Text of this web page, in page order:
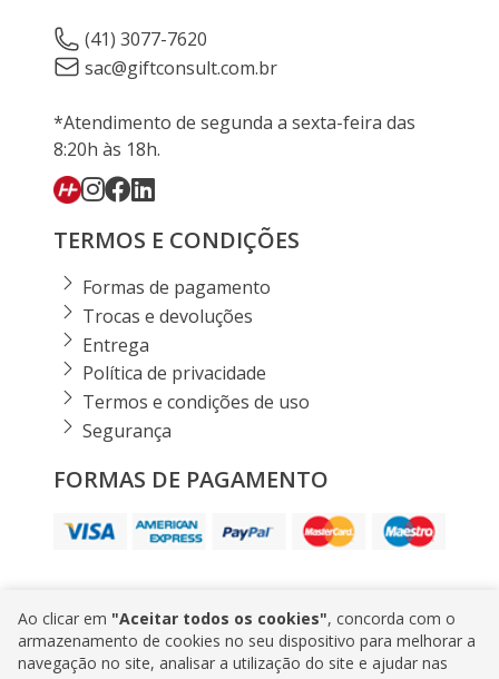
(41) 3077-7620
sac@giftconsult.com.br
*Atendimento de segunda a sexta-feira das
8:20h às 18h.
TERMOS E CONDIÇÕES
Formas de pagamento
Trocas e devoluções
Entrega
Política de privacidade
Termos e condições de uso
Segurança
FORMAS DE PAGAMENTO
HORSCH SHOP 2026 |Powered by Gift Consult•
Ao clicar em "Aceitar todos os cookies", concorda com o
armazenamento de cookies no seu dispositivo para melhorar a
navegação no site, analisar a utilização do site e ajudar nas